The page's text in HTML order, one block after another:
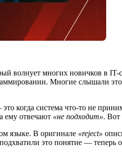
волнует многих новичков в IT-
Многие слышали
когда система что-то не
ему отвечают «не подходит». Вот
языке. В оригинале «reject»
это понятие — теперь